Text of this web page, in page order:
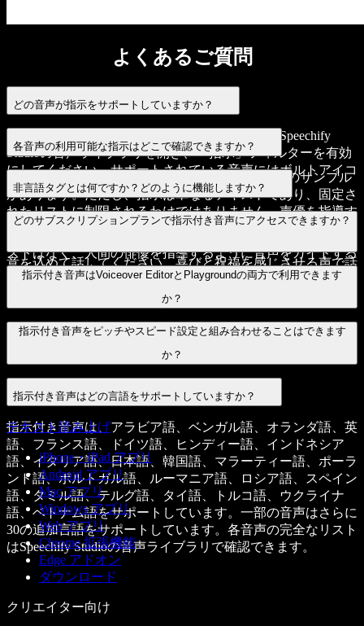
よくあるご質問
どの音声が指示をサポートしていますか？
この機能をサポートする音声を確認するには、Speechify
Studioの音声ライブラリを開き、「指示」フィルターを有効
にしてください。サポートされている音声にはボルトアイコ
ンも表示されます。
各音声の利用可能な指示はどこで確認できますか？
Speechify Studio Playgroundには、利用可能な指示のサンプル
があります。ただし、指示は単なるテキストであり、固定さ
れたリストに制限されるわけではありません。声優を指導す
るような感覚で、スタイルや感情、アクセントなどを試して
意を込めて話してください。喜びと祝福を感じさせる声で話
し、リスナーが招かれた気持ちになり、興奮を共有できるよ
非言語タグとは何ですか？どのように機能しますか？
非言語タグは、スクリプト内に直接記載された指示で、[笑
ストはなく、人間の俳優を指導するように音声をガイドする
ことができます。
どのサブスクリプションプランで指示付き音声にアクセスできますか？
すべての有料サブスクリプションプランで、指示付き音声に
指示付き音声はVoiceover EditorとPlaygroundの両方で利用できます
か？
現在、指示付き音声はPlaygroundでのみ利用可能です。
指示付き音声をピッチやスピード設定と組み合わせることはできます
か？
指示付き音声はどの言語をサポートしていますか？
指示付き音声は、アラビア語、ベンガル語、オランダ語、英
語、フランス語、ドイツ語、ヒンディー語、インドネシア
語、イタリア語、日本語、韓国語、マラーティー語、ポーラ
ンド語、ポルトガル語、ルーマニア語、ロシア語、スペイン
語、タミル語、テルグ語、タイ語、トルコ語、ウクライナ
語、ベトナム語をサポートしています。一部の音声はさらに
30の追加言語をサポートしています。各音声の完全なリスト
はSpeechify Studioの音声ライブラリで確認できます。
テキスト読み上げ
iPhone・iPad アプリ
Android アプリ
Mac アプリ
Windows アプリ
Web アプリ
Chrome 拡張機能
Edge アドオン
ダウンロード
クリエイター向け